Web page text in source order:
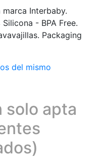
Interbaby.
- BPA Free.
Packaging
del mismo
solo apta